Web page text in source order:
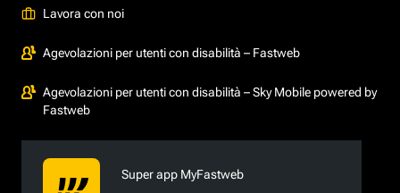
Lavora con noi
Agevolazioni per utenti con disabilità – Fastweb
Agevolazioni per utenti con disabilità – Sky Mobile powered by
Fastweb
Super app MyFastweb